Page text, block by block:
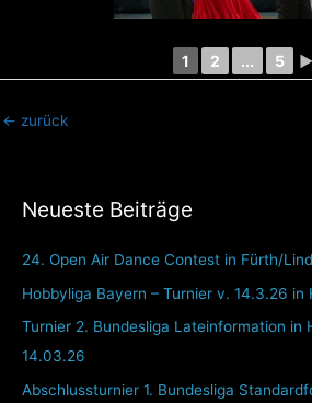
Neueste Beiträge
24. Open Air Dance Contest in Fürth/
Hobbyliga Bayern – Turnier v. 14.3.26 in
Turnier 2. Bundesliga Lateinformation in
14.03.26
Abschlussturnier 1. Bundesliga
1 2 ... 5 ►
← zurück